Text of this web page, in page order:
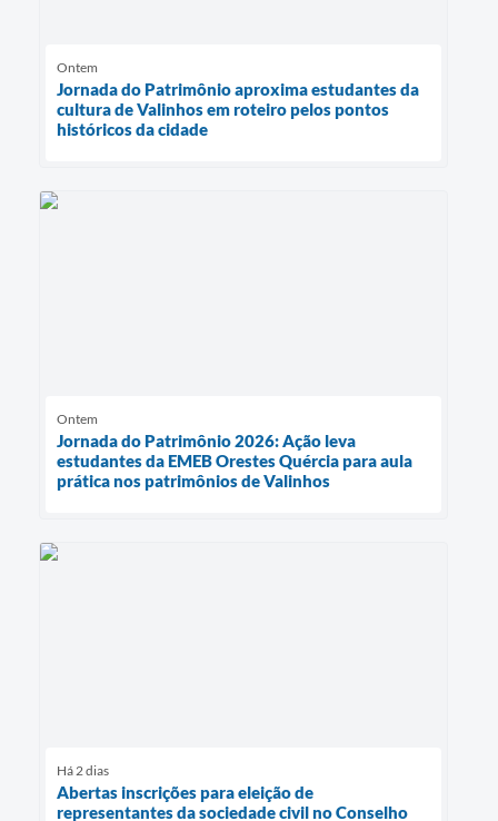
Ontem
Jornada do Patrimônio aproxima estudantes da
cultura de Valinhos em roteiro pelos pontos
históricos da cidade
Ontem
Jornada do Patrimônio 2026: Ação leva
estudantes da EMEB Orestes Quércia para aula
prática nos patrimônios de Valinhos
Há 2 dias
Abertas inscrições para eleição de
representantes da sociedade civil no Conselho